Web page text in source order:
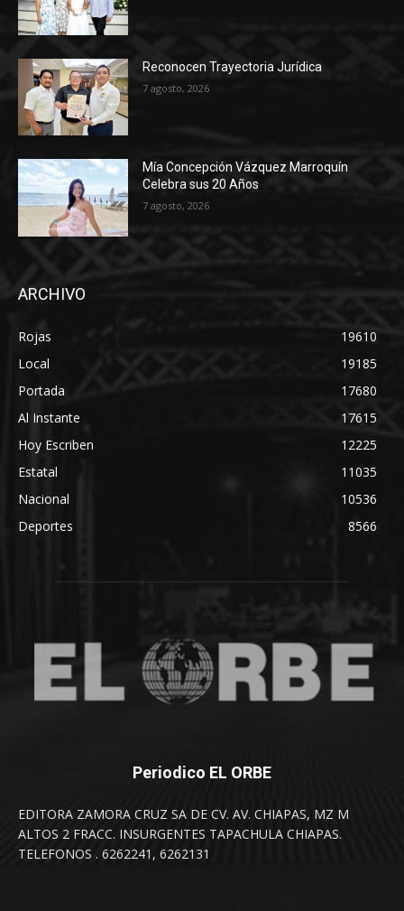
Reconocen Trayectoria Jurídica
7 agosto, 2026
Mía Concepción Vázquez Marroquín
Celebra sus 20 Años
7 agosto, 2026
ARCHIVO
Rojas
19610
Local
19185
Portada
17680
Al Instante
17615
Hoy Escriben
12225
Estatal
11035
Nacional
10536
Deportes
8566
Periodico EL ORBE
EDITORA ZAMORA CRUZ SA DE CV. AV. CHIAPAS, MZ M
ALTOS 2 FRACC. INSURGENTES TAPACHULA CHIAPAS.
TELEFONOS . 6262241, 6262131